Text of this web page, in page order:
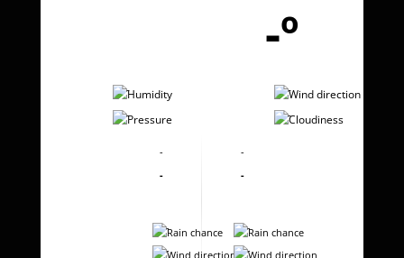
-º
-
-
-
-
-
-
-
-
-
-
-
-